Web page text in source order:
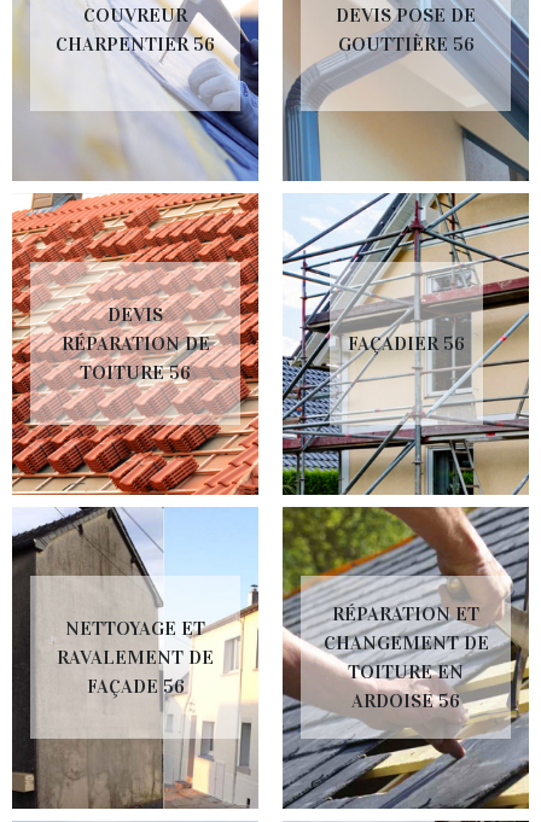
COUVREUR
CHARPENTIER 56
DEVIS POSE DE
GOUTTIÈRE 56
DEVIS
RÉPARATION DE
TOITURE 56
FAÇADIER 56
NETTOYAGE ET
RAVALEMENT DE
FAÇADE 56
RÉPARATION ET
CHANGEMENT DE
TOITURE EN
ARDOISE 56